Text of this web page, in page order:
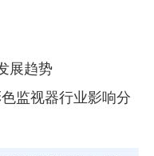
展趋势
监视器行业影响分